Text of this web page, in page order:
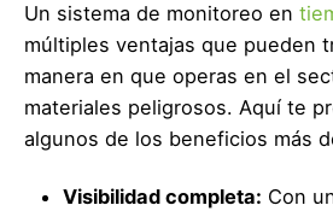
Un sistema de monitoreo en
múltiples ventajas que pueden
manera en que operas en el
materiales peligrosos. Aquí te
algunos de los beneficios más
Visibilidad completa: Con